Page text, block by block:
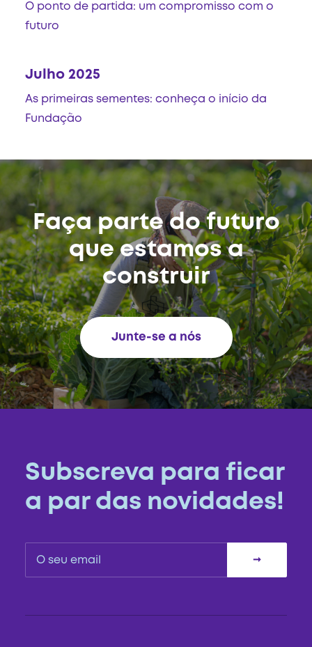
O ponto de partida: um compromisso com o
futuro
Julho 2025
As primeiras sementes: conheça o início da
Fundação
Faça parte do futuro
que estamos a
construir
Junte-se a nós
Subscreva para ficar
a par das novidades!